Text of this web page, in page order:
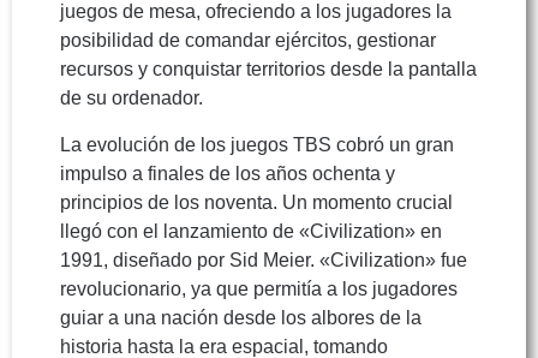
juegos de mesa, ofreciendo a los jugadores la
posibilidad de comandar ejércitos, gestionar
recursos y conquistar territorios desde la pantalla
de su ordenador.
La evolución de los juegos TBS cobró un gran
impulso a finales de los años ochenta y
principios de los noventa. Un momento crucial
llegó con el lanzamiento de «Civilization» en
1991, diseñado por Sid Meier. «Civilization» fue
revolucionario, ya que permitía a los jugadores
guiar a una nación desde los albores de la
historia hasta la era espacial, tomando